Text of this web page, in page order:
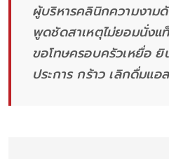
ผู้บริหารคลินิกความงาม
พูดชัดสาเหตุไม่ยอมนั่ง
ขอโทษครอบครัวเหยื่อ
ประการ กร้าว เลิกดื่มแ